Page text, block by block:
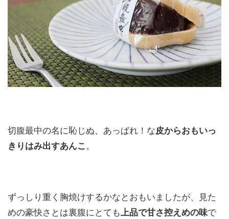
切腹最中の名に恥じぬ、あっぱれ！な皮からおもいっ
きりはみ出すあんこ 。
ずっしり重く胸焼けするかなとおもいましたが、見た
めの豪快さとは裏腹にとても 上品で甘さ控えめの味で